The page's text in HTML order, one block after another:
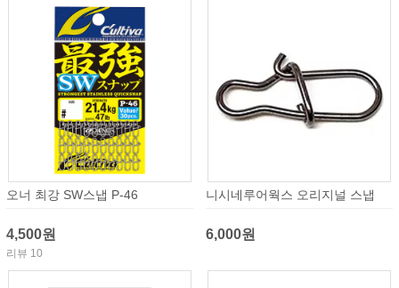
오너 최강 SW스냅 P-46
4,500원
리뷰 10
니시네루어웍스 오리지널 스냅
6,000원